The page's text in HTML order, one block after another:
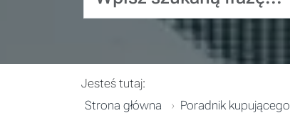
Jesteś tutaj:
Strona główna
Poradnik kupującego